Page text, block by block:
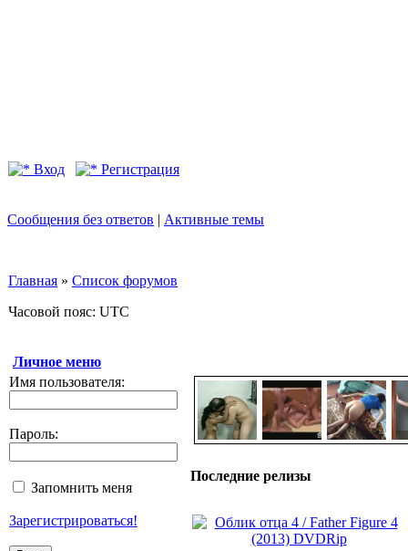
Вход Регистрация
Сообщения без ответов | Активные темы
Главная » Список форумов
Часовой пояс: UTC
Личное меню
Имя пользователя:
Пароль:
Запомнить меня
Зарегистрироваться!
Последние релизы